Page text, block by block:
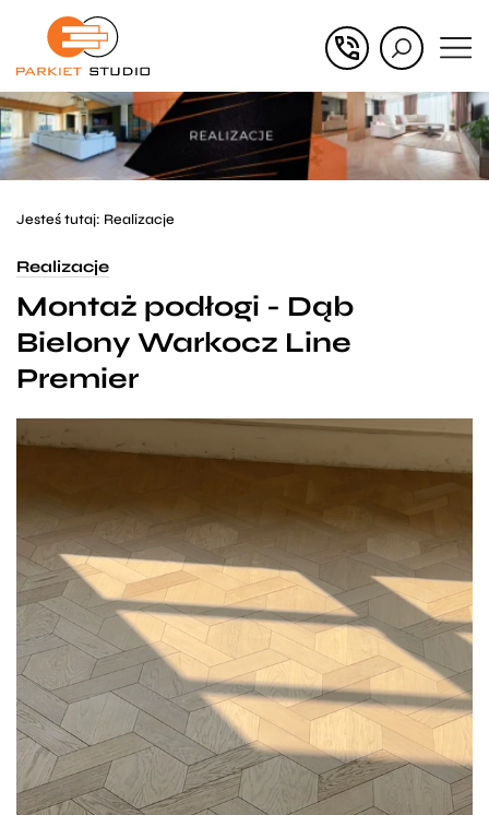
Przejdź
głównego
Przejdź
menu
w
stopce
Jesteś tutaj: Realizacje
Realizacje
Montaż podłogi - Dąb
Bielony Warkocz Line
Premier